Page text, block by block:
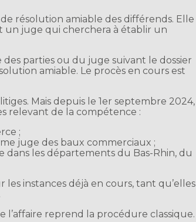
résolution amiable des différends. Elle
un juge qui cherchera à établir un
parties ou du juge suivant le dossier
amiable. Le procès en cours est
Mais depuis le 1er septembre 2024,
relevant de la compétence :
;
juge des baux commerciaux ;
les départements du Bas-Rhin, du
instances déjà en cours, tant qu’elles
l’affaire reprend la procédure classique.